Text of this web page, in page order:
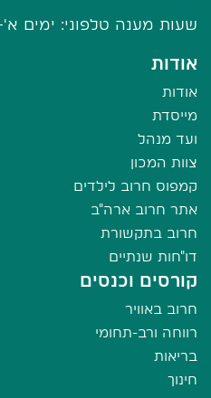
שעות מענה טלפוני: ימים א'-ד' בין
אודות
אודות
מייסדת
ועד מנהל
צוות המכון
קמפוס חרוב לילדים
אתר חרוב ארה"ב
חרוב בתקשורת
דו"חות שנתיים
קורסים וכנסים
חרוב באוויר
רווחה ורב-תחומי
בריאות
חינוך